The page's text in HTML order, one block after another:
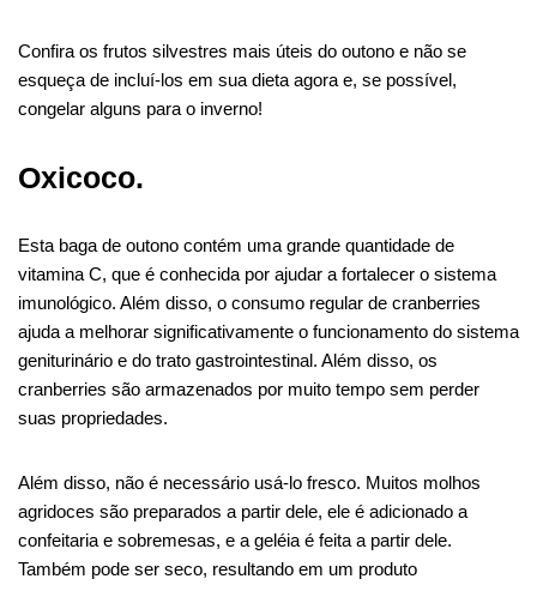
Confira os frutos silvestres mais úteis do outono e não se
esqueça de incluí-los em sua dieta agora e, se possível,
congelar alguns para o inverno!
Oxicoco.
Esta baga de outono contém uma grande quantidade de
vitamina C, que é conhecida por ajudar a fortalecer o sistema
imunológico. Além disso, o consumo regular de cranberries
ajuda a melhorar significativamente o funcionamento do sistema
geniturinário e do trato gastrointestinal. Além disso, os
cranberries são armazenados por muito tempo sem perder
suas propriedades.
Além disso, não é necessário usá-lo fresco. Muitos molhos
agridoces são preparados a partir dele, ele é adicionado a
confeitaria e sobremesas, e a geléia é feita a partir dele.
Também pode ser seco, resultando em um produto